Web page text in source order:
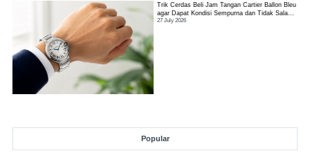
Trik Cerdas Beli Jam Tangan Cartier Ballon Bleu
agar Dapat Kondisi Sempurna dan Tidak Salah
Pilih
27 July 2026
Popular